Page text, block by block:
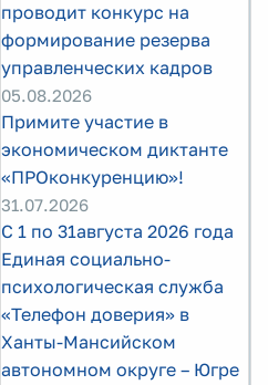
проводит конкурс на
формирование резерва
управленческих кадров
05.08.2026
Примите участие в
экономическом диктанте
«ПРОконкуренцию»!
31.07.2026
С 1 по 31августа 2026 года
Единая социально-
психологическая служба
«Телефон доверия» в
Ханты-Мансийском
автономном округе – Югре